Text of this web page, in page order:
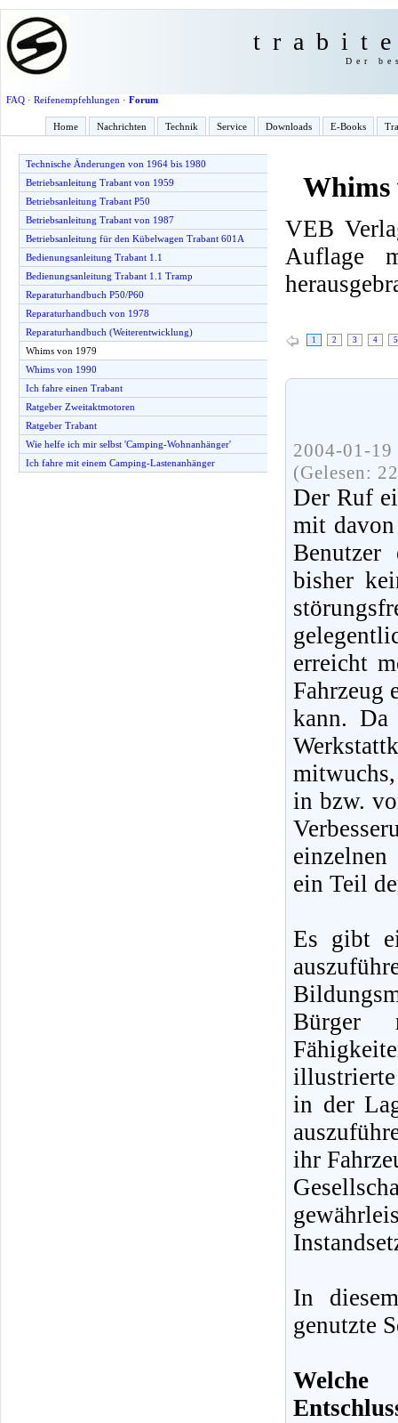
Der
FAQ· Reifenempfehlungen · Forum
Home Nachrichten Technik Service Downloads E-Books
Technische Änderungen von 1964 bis 1980
Betriebsanleitung Trabant von 1959
Betriebsanleitung Trabant P50
Betriebsanleitung Trabant von 1987
Betriebsanleitung für den Kübelwagen Trabant 601A
Bedienungsanleitung Trabant 1.1
Bedienungsanleitung Trabant 1.1 Tramp
Reparaturhandbuch P50/P60
Reparaturhandbuch von 1978
Reparaturhandbuch (Weiterentwicklung)
Whims von 1979
Whims von 1990
Ich fahre einen Trabant
Ratgeber Zweitaktmotoren
Ratgeber Trabant
Wie helfe ich mir selbst 'Camping-Wohnanhänger'
Ich fahre mit einem Camping-Lastenanhänger
Whims
VEB
Auflage
1 2 3 4 5
2004-01-
(Gelesen:
Der Ruf
mit
Benutzer
bisher
erreicht
Fahrzeug
kann. Da
in bzw.
ein Teil
Es gibt
Bürger
in der
ihr
In
genutzte
Welche